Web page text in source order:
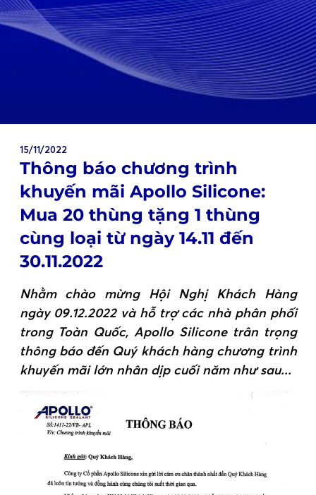
15/11/2022
Thông báo chương trình
khuyến mãi Apollo Silicone:
Mua 20 thùng tặng 1 thùng
cùng loại từ ngày 14.11 đến
30.11.2022
Nhằm chào mừng Hội Nghị Khách Hàng
ngày 09.12.2022 và hỗ trợ các nhà phân phối
trong Toàn Quốc, Apollo Silicone trân trọng
thông báo đến Quý khách hàng chương trình
khuyến mãi lớn nhân dịp cuối năm như sau...